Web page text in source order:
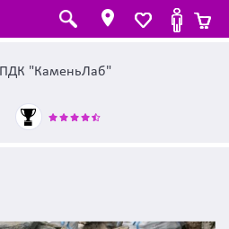
ПДК "КаменьЛаб"